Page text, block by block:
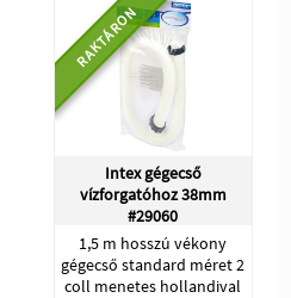
RAKTÁRON
Intex gégecső
vízforgatóhoz 38mm
#29060
1,5 m hosszú vékony
gégecső standard méret 2
coll menetes hollandival